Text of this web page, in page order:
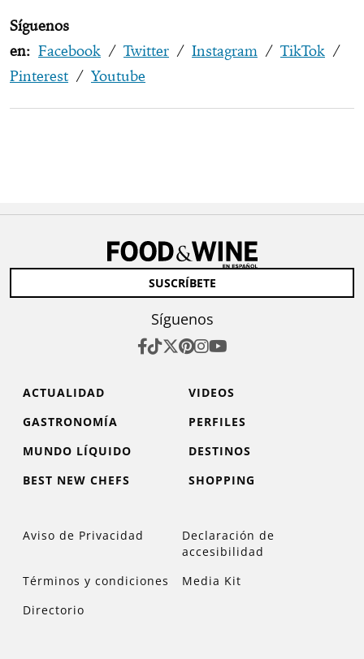
Síguenos
en: Facebook / Twitter / Instagram / TikTok /
Pinterest / Youtube
SUSCRÍBETE
Síguenos
ACTUALIDAD
VIDEOS
GASTRONOMÍA
PERFILES
MUNDO LÍQUIDO
DESTINOS
BEST NEW CHEFS
SHOPPING
Aviso de Privacidad
Declaración de
accesibilidad
Términos y condiciones
Media Kit
Directorio